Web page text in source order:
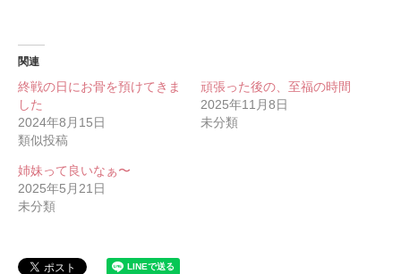
関連
終戦の日にお骨を預けてきま
した
2024年8月15日
類似投稿
頑張った後の、至福の時間
2025年11月8日
未分類
姉妹って良いなぁ〜
2025年5月21日
未分類